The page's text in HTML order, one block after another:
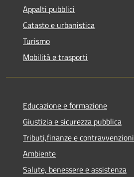
Appalti pubblici
Catasto e urbanistica
Turismo
Mobilità e trasporti
Educazione e formazione
Giustizia e sicurezza pubblica
Tributi,finanze e contravvenzioni
Ambiente
Salute, benessere e assistenza